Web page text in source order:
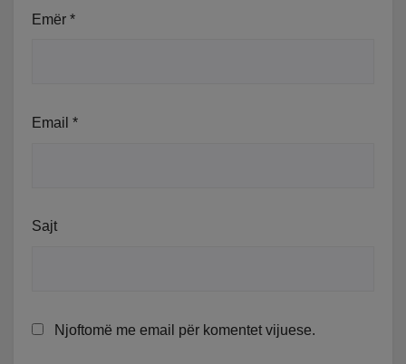
Emër *
Email *
Sajt
Njoftomë me email për komentet vijuese.